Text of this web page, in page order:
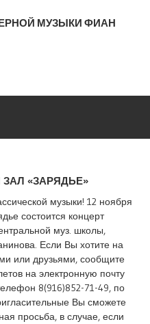
МУЗЫКИ ФИАН
«ЗАРЯДЬЕ»
музыки! 12 ноября
состоится концерт
муз. школы,
Если Вы хотите на
или друзьями, сообщите
на электронную почту
8(916)852-71-49, по
Вы сможете
просьба, в случае, если